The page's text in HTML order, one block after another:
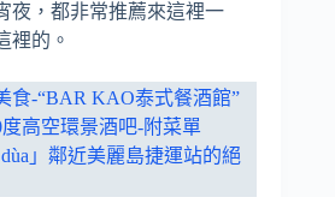
夜，都非常推薦來這裡一
裡的。
食-“BAR KAO泰式餐酒館”
高空環景酒吧-附菜單
」鄰近美麗島捷運站的絕